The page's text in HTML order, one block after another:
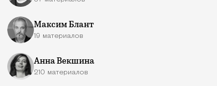
Максим Блант
19 материалов
Анна Векшина
210 материалов